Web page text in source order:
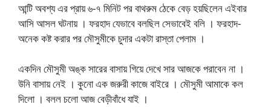
আন্টি অবশ্য এর প্রায় ৬-৭ মিনিট পর বাথরুম ঠেকে বেড় হয়ছিলেন এইবার
আসি আসল ঘটনায় । ফরহাদ যেভাবে বলছিল সেভাবেই বলি । ফরহাদ-
অনেক কষ্ট করার পর মৌসুমীকে চুদার একটা রাস্তা পেলাম ।
একদিন মৌসুমী অঙ্ক সারের বাসায় গিয়ে দেখে সার আজকে পরাবেন না ।
উনি বাসায় নেই । কুনো এক জরুরী কাজে বাইরে । মৌসুমী আমাকে কল
দিলো । বলল চলো আজ বেড়ীবাঁধে যাই ।